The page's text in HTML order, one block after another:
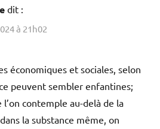
dit :
à 21h02
économiques et sociales, selon
peuvent sembler enfantines;
contemple au-delà de la
la substance même, on